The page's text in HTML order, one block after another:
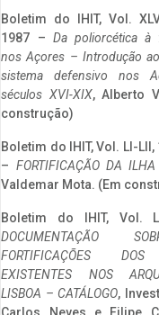
Boletim do IHIT, Vol.
1987 – Da poliorcética à
nos Açores – Introdução
sistema defensivo nos
séculos XVI-XIX, Alberto
construção)
Boletim do IHIT, Vol. LI-
– FORTIFICAÇÃO DA ILHA
Valdemar Mota. (Em
Boletim do IHIT, Vol.
DOCUMENTAÇÃO
FORTIFICAÇÕES DOS
EXISTENTES NOS
LISBOA – CATÁLOGO,